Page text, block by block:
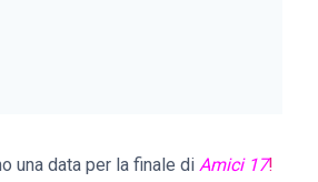
una data per la finale di Amici 17!